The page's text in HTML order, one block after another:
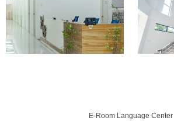
E-Room Language Center